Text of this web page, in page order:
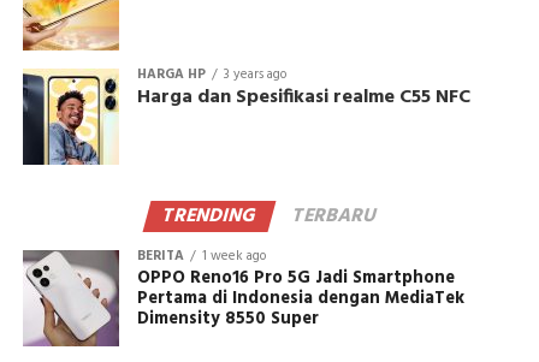
HARGA HP 3 years ago
Harga dan Spesifikasi realme C55 NFC
TRENDING TERBARU
BERITA 1 week ago
OPPO Reno16 Pro 5G Jadi Smartphone
Pertama di Indonesia dengan MediaTek
Dimensity 8550 Super